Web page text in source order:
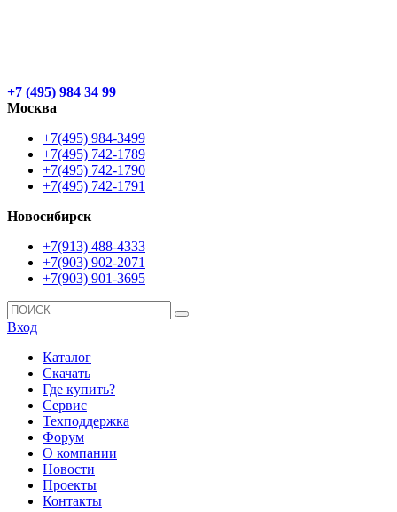
+7 (495) 984 34 99
Москва
+7(495) 984-3499
+7(495) 742-1789
+7(495) 742-1790
+7(495) 742-1791
Новосибирск
+7(913) 488-4333
+7(903) 902-2071
+7(903) 901-3695
Вход
Каталог
Скачать
Где купить?
Сервис
Техподдержка
Форум
О компании
Новости
Проекты
Контакты